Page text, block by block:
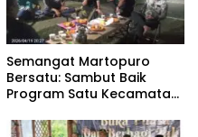
Semangat Martopuro
Bersatu: Sambut Baik
Program Satu Kecamatan
Kebangkitan Persekabpas